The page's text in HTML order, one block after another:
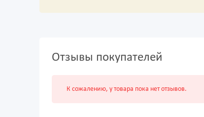
Отзывы покупателей
К сожалению, у товара пока нет отзывов.